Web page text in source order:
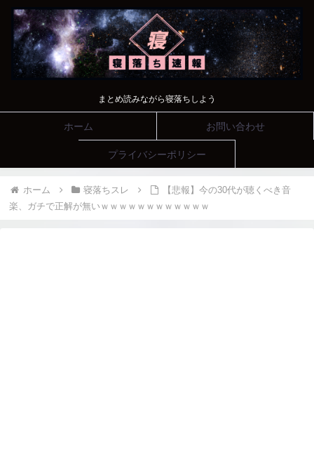
まとめ読みながら寝落ちしよう
ホーム お問い合わせ
プライバシーポリシー
ホーム 寝落ちスレ
【悲報】今の30代が聴くべき音
楽、ガチで正解が無いｗｗｗｗｗｗｗｗｗｗｗｗ